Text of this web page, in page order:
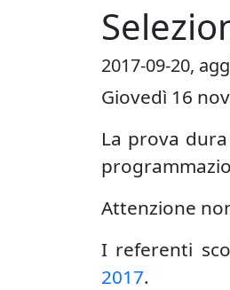
2017-09-20,
Giovedì 16
La prova
Attenzione
I referenti
2017.